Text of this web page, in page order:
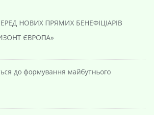
НОВИХ ПРЯМИХ БЕНЕФІЦІАРІВ
ЄВРОПА»
до формування майбутнього